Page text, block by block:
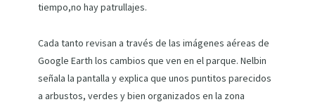
tiempo,no hay patrullajes.
Cada tanto revisan a través de las imágenes aéreas de
Google Earth los cambios que ven en el parque. Nelbin
señala la pantalla y explica que unos puntitos parecidos
a arbustos, verdes y bien organizados en la zona